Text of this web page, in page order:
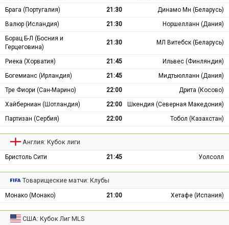
Брага (Португалия)
21:30
Динамо Мн (Беларусь)
Валюр (Исландия)
21:30
Норшелланн (Дания)
Борац Б-Л (Босния и
Герцеговина)
21:30 МЛ Витебск (Беларусь)
Риека (Хорватия) 21:45
Ильвес (Финляндия)
Богемианс (Ирландия)
21:45
Мидтьюлланн (Дания)
Тре Фиори (Сан-Марино)
22:00
Дрита (Косово)
Хайберниан (Шотландия)
22:00
Шкендия (Северная Македония)
Партизан (Сербия)
22:00 Тобол (Казахстан)
Англия: Кубок лиги
Бристоль Сити 21:45 Уолсолл
Товарищеские матчи: Клубы
Монако (Монако) 21:00 Хетафе (Испания)
США: Кубок Лиг MLS